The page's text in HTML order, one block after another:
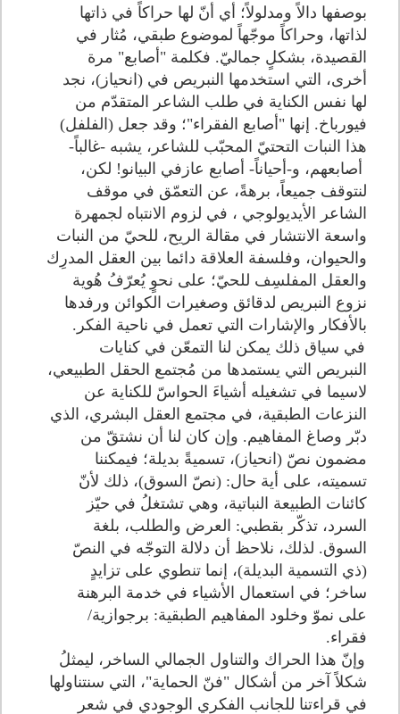
بوصفها دالاً ومدلولاً؛ أي أنّ لها حراكاً في ذاتها
لذاتها، وحراكاً موجّهاً لموضوع طبقي، مُثار في
القصيدة، بشكلٍ جماليّ. فكلمة "أصابع" مرة
أخرى، التي استخدمها النبريص في (انحياز)، نجد
لها نفس الكناية في طلب الشاعر المتقدّم من
فيورباخ. إنها "أصابع الفقراء"؛ وقد جعل (الفلفل)
هذا النبات التحتيّ المحبّب للشاعر، يشبه -غالباً-
أصابعهم، و-أحياناً- أصابع عازفي البيانو! لكن،
لنتوقف جميعاً، برهةً، عن التعمّق في موقف
الشاعر الأيديولوجي ، في لزوم الانتباه لجمهرة
واسعة الانتشار في مقالة الريح، للحيّ من النبات
والحيوان، وفلسفة العلاقة دائما بين العقل المدرِك
والعقل المفلسِف للحيّ؛ على نحوٍ يُعرّفُ هُوية
نزوع النبريص لدقائق وصغيرات الكوائن ورفدها
بالأفكار والإشارات التي تعمل في ناحية الفكر.
في سياق ذلك يمكن لنا التمعّن في كنايات
النبريص التي يستمدها من مُجتمع الحقل الطبيعي،
لاسيما في تشغيله أشياءَ الحواسّ للكناية عن
النزعات الطبقية، في مجتمع العقل البشري، الذي
دبّر وصاغ المفاهيم. وإن كان لنا أن نشتقّ من
مضمون نصّ (انحياز)، تسميةً بديلة؛ فيمكننا
تسميته، على أية حال: (نصّ السوق)، ذلك لأنّ
كائنات الطبيعة النباتية، وهي تشتغلُ في حيّز
السرد، تذكّر بقطبي: العرض والطلب، بلغة
السوق. لذلك، نلاحظ أن دلالة التوجّه في النصّ
(ذي التسمية البديلة)، إنما تنطوي على تزايدٍ
ساخر؛ في استعمال الأشياء في خدمة البرهنة
على نموّ وخلود المفاهيم الطبقية: برجوازية/
فقراء.
وإنّ هذا الحراك والتناول الجمالي الساخر، ليمثلُ
شكلاً آخر من أشكال "فنّ الحماية"، التي سنتناولها
في قراءتنا للجانب الفكري الوجودي في شعر